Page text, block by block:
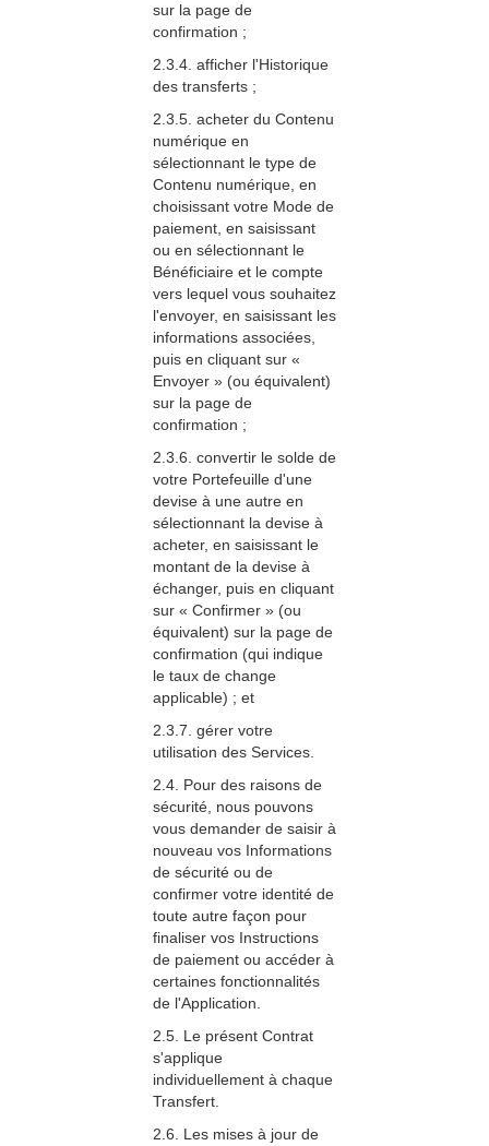
sur la page de
confirmation ;
2.3.4. afficher l'Historique
des transferts ;
2.3.5. acheter du Contenu
numérique en
sélectionnant le type de
Contenu numérique, en
choisissant votre Mode de
paiement, en saisissant
ou en sélectionnant le
Bénéficiaire et le compte
vers lequel vous souhaitez
l'envoyer, en saisissant les
informations associées,
puis en cliquant sur «
Envoyer » (ou équivalent)
sur la page de
confirmation ;
2.3.6. convertir le solde de
votre Portefeuille d'une
devise à une autre en
sélectionnant la devise à
acheter, en saisissant le
montant de la devise à
échanger, puis en cliquant
sur « Confirmer » (ou
équivalent) sur la page de
confirmation (qui indique
le taux de change
applicable) ; et
2.3.7. gérer votre
utilisation des Services.
2.4. Pour des raisons de
sécurité, nous pouvons
vous demander de saisir à
nouveau vos Informations
de sécurité ou de
confirmer votre identité de
toute autre façon pour
finaliser vos Instructions
de paiement ou accéder à
certaines fonctionnalités
de l'Application.
2.5. Le présent Contrat
s'applique
individuellement à chaque
Transfert.
2.6. Les mises à jour de